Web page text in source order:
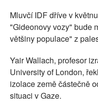
Mluvčí IDF dříve v
"Gideonovy vozy" bude
většiny populace" z
Yair Wallach, profesor
University of London,
izolace země částečně
situaci v Gaze.